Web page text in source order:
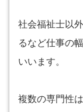
社会福祉士以
るなど仕事の
いいます。
複数の専門性